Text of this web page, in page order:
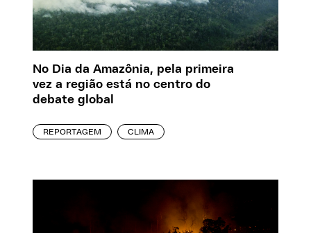
No Dia da Amazônia, pela primeira
vez a região está no centro do
debate global
REPORTAGEM CLIMA